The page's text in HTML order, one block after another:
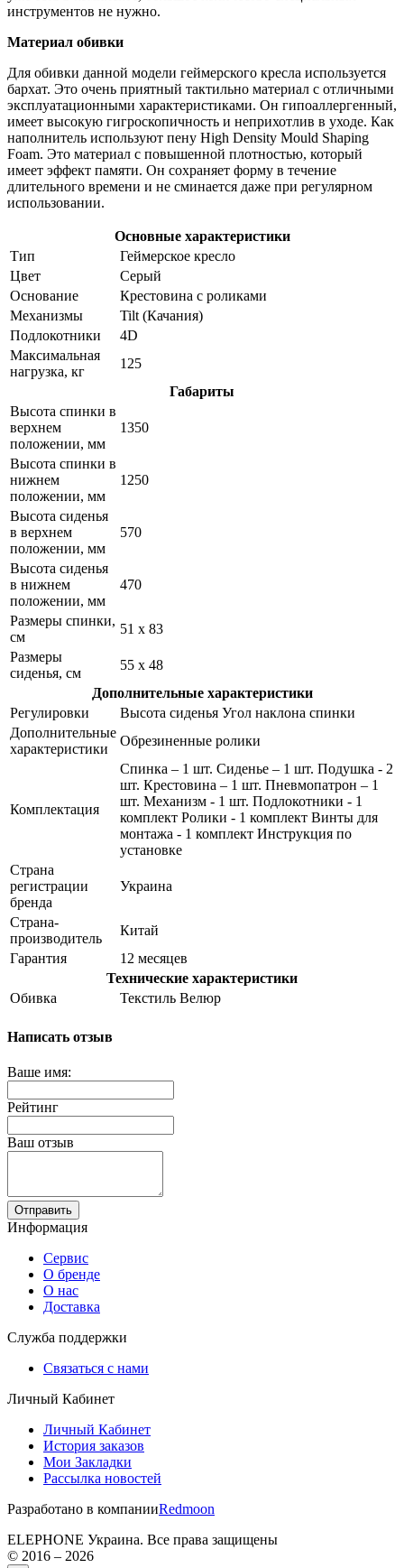
инструментов не нужно.
Материал обивки
Для обивки данной модели геймерского кресла используется
бархат. Это очень приятный тактильно материал с отличными
эксплуатационными характеристиками. Он гипоаллергенный,
имеет высокую гигроскопичность и неприхотлив в уходе. Как
наполнитель используют пену High Density Mould Shaping
Foam. Это материал с повышенной плотностью, который
имеет эффект памяти. Он сохраняет форму в течение
длительного времени и не сминается даже при регулярном
использовании.
Основные характеристики
Тип
Геймерское кресло
Цвет
Серый
Основание
Крестовина с роликами
Механизмы
Tilt (Качания)
Подлокотники
4D
Максимальная
нагрузка, кг
125
Габариты
Высота спинки в
верхнем
положении, мм
1350
Высота спинки в
нижнем
положении, мм
1250
Высота сиденья
в верхнем
положении, мм
570
Высота сиденья
в нижнем
положении, мм
470
Размеры спинки,
см
51 x 83
Размеры
сиденья, см
55 x 48
Дополнительные характеристики
Регулировки
Высота сиденья Угол наклона спинки
Дополнительные
характеристики
Обрезиненные ролики
Комплектация
Спинка – 1 шт. Сиденье – 1 шт. Подушка - 2
шт. Крестовина – 1 шт. Пневмопатрон – 1
шт. Механизм - 1 шт. Подлокотники - 1
комплект Ролики - 1 комплект Винты для
монтажа - 1 комплект Инструкция по
установке
Страна
регистрации
бренда
Украина
Страна-
производитель
Китай
Гарантия
12 месяцев
Технические характеристики
Обивка
Текстиль Велюр
Написать отзыв
Ваше имя:
Рейтинг
Ваш отзыв
Отправить
Информация
Сервис
О бренде
О нас
Доставка
Служба поддержки
Связаться с нами
Личный Кабинет
Личный Кабинет
История заказов
Мои Закладки
Рассылка новостей
Разработано в компанииRedmoon
ELEPHONE Украина. Все права защищены
© 2016 – 2026